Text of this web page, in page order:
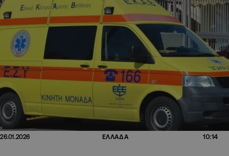
26.01.2026 ΕΛΛΑΔΑ 10:14